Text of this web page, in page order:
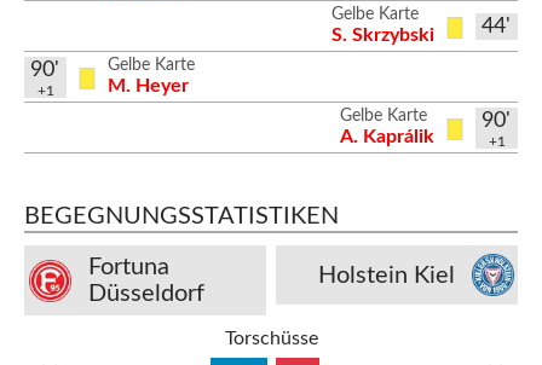
44'
Gelbe Karte
S. Skrzybski
Gelbe Karte
M. Heyer
90'
+1
90'
+1
Gelbe Karte
A. Kaprálik
BEGEGNUNGSSTATISTIKEN
Fortuna
Düsseldorf
Holstein Kiel
Torschüsse